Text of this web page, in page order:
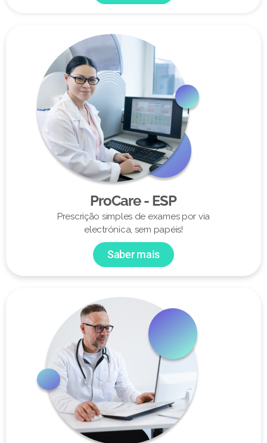
ProCare - ESP
Prescrição simples de exames por via
electrónica, sem papéis!
Saber mais